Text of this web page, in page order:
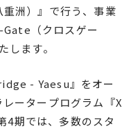
洲）』で行う、事業
（クロスゲー
します。
- Yaesu』をオー
ータープログラム『X
4期では、多数のスタ